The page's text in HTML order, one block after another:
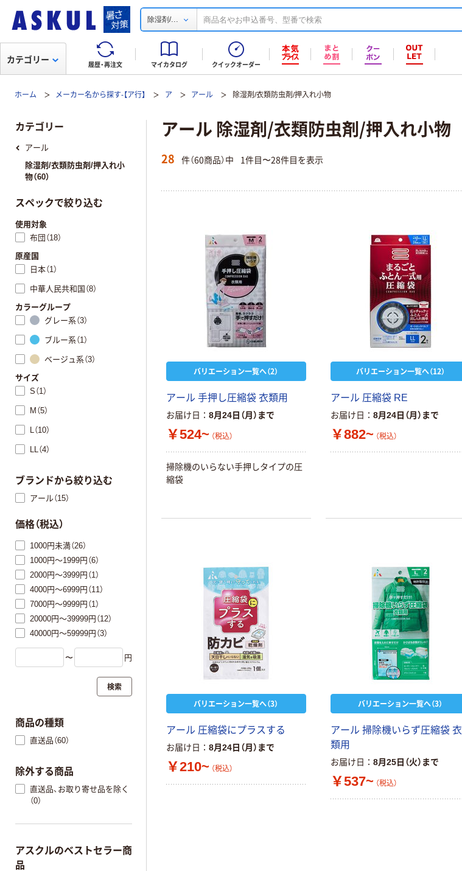
除湿剤/...
履歴・再注文 マイカタログ クイックオーダー
カテゴリー
ホーム メーカー名から探す-【ア行】 ア アール 除湿剤/衣類防虫剤/押入れ小物
アール 除湿剤/衣類防虫剤/押入れ小物
28 件（60商品）中 1件目〜28件目を表示
バリエーション一覧へ（2）
アール 手押し圧縮袋 衣類用
お届け日 8月24日（月）まで
￥524~ （税込）
掃除機のいらない手押しタイプの圧
縮袋
バリエーション一覧へ（12）
アール 圧縮袋 RE
お届け日 8月24日（月）まで
￥882~ （税込）
バリエーション一覧へ（3）
アール 圧縮袋にプラスする
お届け日 8月24日（月）まで
￥210~ （税込）
バリエーション一覧へ（3）
アール 掃除機いらず圧縮袋 衣
類用
お届け日 8月25日（火）まで
￥537~ （税込）
カテゴリー
アール
除湿剤/衣類防虫剤/押入れ小
物（60）
スペックで絞り込む
使用対象
布団（18）
原産国
日本（1）
中華人民共和国（8）
カラーグループ
グレー系（3）
ブルー系（1）
ベージュ系（3）
サイズ
S（1）
M（5）
L（10）
LL（4）
ブランドから絞り込む
アール（15）
価格（税込）
1000円未満（26）
1000円～1999円（6）
2000円～3999円（1）
4000円～6999円（11）
7000円～9999円（1）
20000円～39999円（12）
40000円～59999円（3）
〜 円
検索
商品の種類
直送品（60）
除外する商品
直送品、お取り寄せ品を除く
（0）
アスクルのベストセラー商
品